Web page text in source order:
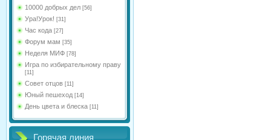
10000 добрых дел [56]
Ура!Урок! [31]
Час кода [27]
Форум мам [35]
Неделя МИФ [78]
Игра по избирательному праву
[11]
Совет отцов [11]
Юный пешеход [14]
День цвета и блеска [11]
Горячая линия